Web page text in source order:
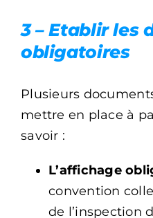
3 – Etablir les
obligatoires
Plusieurs
mettre en place à
savoir :
L’affichage
convention
de l’inspection